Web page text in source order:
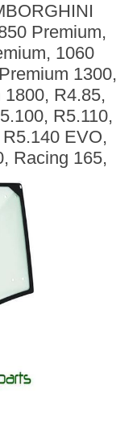
Premium,
1060
1300,
R4.85,
R5.110,
EVO,
Racing 165,